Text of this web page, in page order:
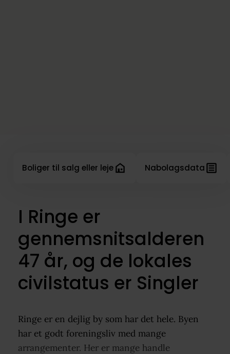
Boliger til salg eller leje Nabolagsdata
I Ringe er
gennemsnitsalderen
47 år, og de lokales
civilstatus er Singler
Ringe er en dejlig by som har det hele. Byen
har et godt foreningsliv med mange
arrangementer. Her er mange handle